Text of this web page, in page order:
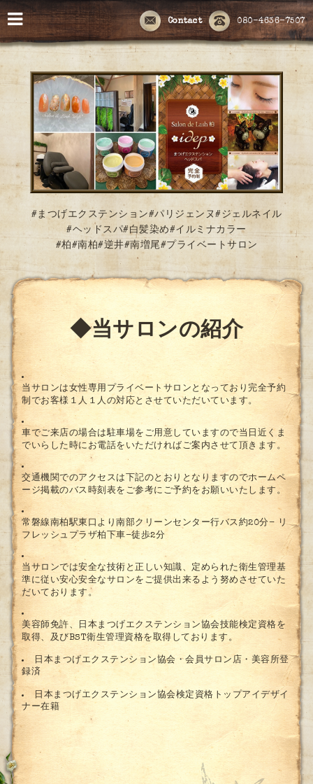
080-4636-7507
Contact
#まつげエクステンション#パリジェンヌ#ジェルネイル
#ヘッドスパ#白髪染め#イルミナカラー
#柏#南柏#逆井#南増尾#プライベートサロン
◆当サロンの紹介
当サロンは女性専用プライベートサロンとなっており完全予約
制でお客様１人１人の対応と させていただいています。
車でご来店の場合は駐車場をご用意していますので当日近くま
でいらした時に お電話をいただければご案内させて頂きます。
交通機関でのアクセスは下記のとおりとなりますのでホームペ
ージ掲載のバス時刻表をご参考にご予約をお願いいたします。
常磐線南柏駅東口より南部クリーンセンター行バス約20分-
リ
フレッシュプラザ柏下車-徒歩2分
当サロンでは安全な技術と正しい知識、定められた衛生管理基
準に従い安心安全なサロンをご提供出来るよう 努めさせていた
だいております。
美容師免許、日本まつげエクステンション協会技能検定資格を
取得、及びBST衛生管理資格を取得しております。
日本まつげエクステンション協会・会員サロン店・美容所登
録済
日本まつげエクステンション協会検定資格 トップアイデザイ
ナー在籍